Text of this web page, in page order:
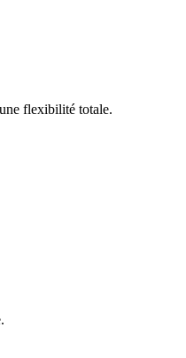
flexibilité totale.